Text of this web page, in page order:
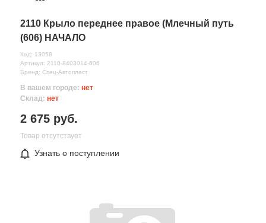
2110 Крыло переднее правое (Млечный путь
(606) НАЧАЛО
Код: 13058
Артикул: 2110-8403014-606
Бренд: Спец-Автопласт
В вашем городе: нет
Склад: нет
2 675 руб.
Товар отсутствует
Узнать о поступлении